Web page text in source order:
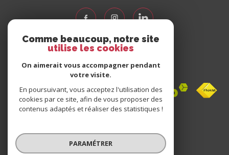
Nous
adhérons
clients
Comme beaucoup, notre site
utilise les cookies
On aimerait vous accompagner pendant
votre visite.
En poursuivant, vous acceptez l'utilisation des
cookies par ce site, afin de vous proposer des
contenus adaptés et réaliser des statistiques !
PARAMÉTRER